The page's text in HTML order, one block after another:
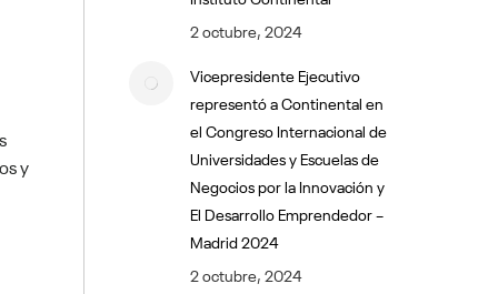
y
2 octubre, 2024
Vicepresidente Ejecutivo
representó a Continental en
el Congreso Internacional de
Universidades y Escuelas de
Negocios por la Innovación y
El Desarrollo Emprendedor –
Madrid 2024
2 octubre, 2024